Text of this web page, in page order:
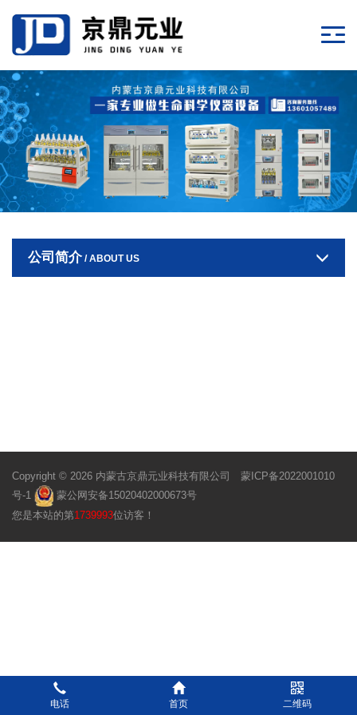
公司简介/ ABOUT US
Copyright © 2026 内蒙古京鼎元业科技有限公司 蒙ICP备2022001010
号-1
蒙公网安备15020402000673号
您是本站的第1739993位访客！
电话 首页 二维码